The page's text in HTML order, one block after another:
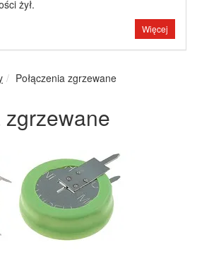
żył.
Więcej
Połączenia zgrzewane
zgrzewane